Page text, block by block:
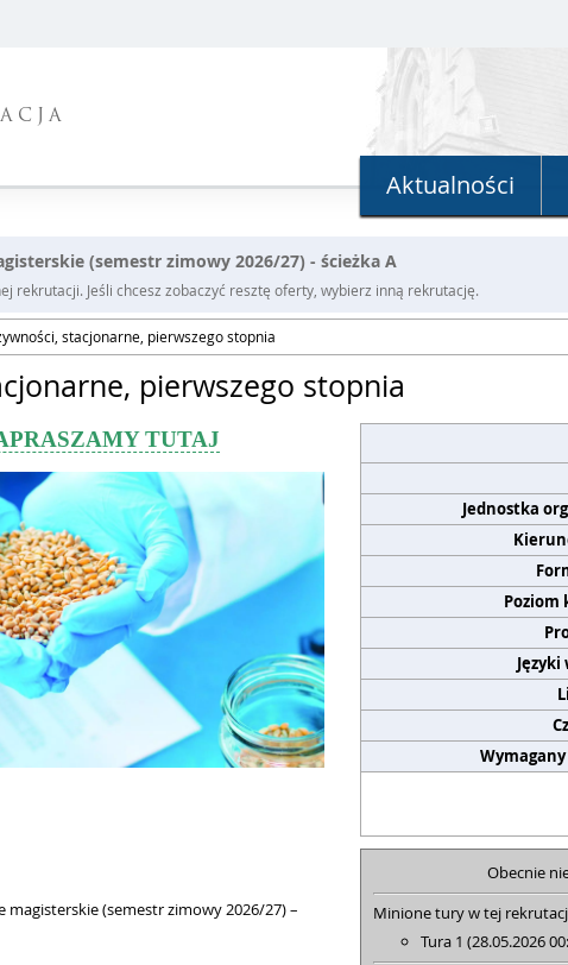
Aktualności
(semestr zimowy 2026/27) - ścieżka A
Jeśli chcesz zobaczyć resztę oferty, wybierz inną rekrutację.
stacjonarne, pierwszego stopnia
pierwszego stopnia
Jednostka
Poziom
Języki
Obecnie
Minione tury w tej
Tura 1 (28.05.2026
TUTAJ
(semestr zimowy 2026/27) –